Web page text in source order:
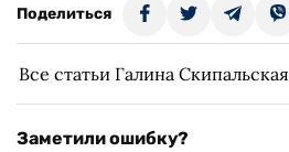
Поделиться
Все статьи Галина Скипальская
Заметили ошибку?